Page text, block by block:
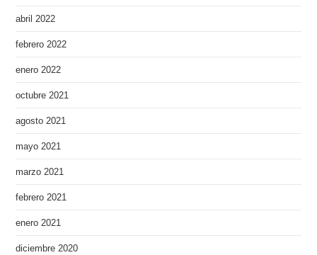
abril 2022
febrero 2022
enero 2022
octubre 2021
agosto 2021
mayo 2021
marzo 2021
febrero 2021
enero 2021
diciembre 2020